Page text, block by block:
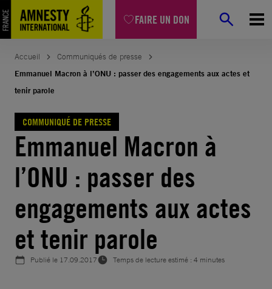
FAIRE UN DON
Aller
au
contenu
Accueil
Communiqués de presse
Emmanuel Macron à l’ONU : passer des engagements aux actes et
tenir parole
COMMUNIQUÉ DE PRESSE
Emmanuel Macron à
l’ONU : passer des
engagements aux actes
et tenir parole
Publié le 17.09.2017 Temps de lecture estimé : 4 minutes